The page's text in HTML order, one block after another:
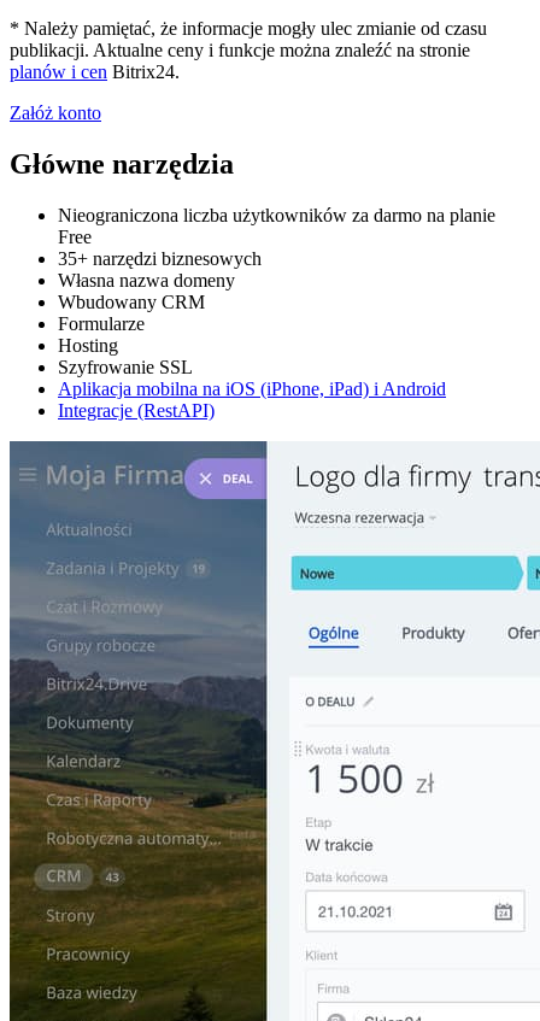
* Należy pamiętać, że informacje mogły ulec zmianie od czasu
publikacji. Aktualne ceny i funkcje można znaleźć na stronie
planów i cen Bitrix24.
Załóż konto
Główne narzędzia
Nieograniczona liczba użytkowników za darmo na planie
Free
35+ narzędzi biznesowych
Własna nazwa domeny
Wbudowany CRM
Formularze
Hosting
Szyfrowanie SSL
Aplikacja mobilna na iOS (iPhone, iPad) i Android
Integracje (RestAPI)